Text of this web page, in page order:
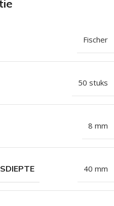
Fischer
50 stuks
8 mm
40 mm